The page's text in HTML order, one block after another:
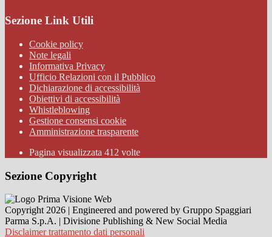
Sezione Link Utili
Cookie policy
Note legali
Informativa Privacy
Ufficio Relazioni con il Pubblico
Dichiarazione di accessibilità
Obiettivi di accessibilità
Whistleblowing
Gestione consensi cookie
Amministrazione trasparente
Pagina visualizzata 412 volte
Sezione Copyright
Copyright 2026 | Engineered and powered by Gruppo Spaggiari
Parma S.p.A. | Divisione Publishing & New Social Media
Disclaimer trattamento dati personali